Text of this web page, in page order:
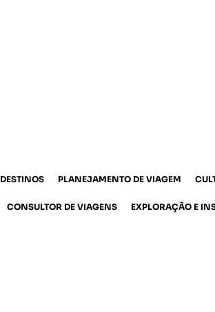
DESTINOS PLANEJAMENTO DE VIAGEM
CONSULTOR DE VIAGENS EXPLORAÇÃO E